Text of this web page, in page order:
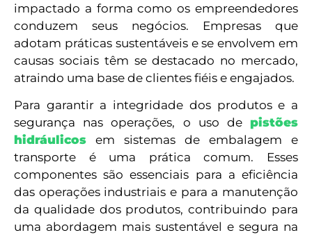
impactado a forma como os empreendedores
conduzem seus negócios. Empresas que
adotam práticas sustentáveis e se envolvem em
causas sociais têm se destacado no mercado,
atraindo uma base de clientes fiéis e engajados.
Para garantir a integridade dos produtos e a
segurança nas operações, o uso de pistões
hidráulicos
em sistemas de embalagem e
transporte é uma prática comum. Esses
componentes são essenciais para a eficiência
das operações industriais e para a manutenção
da qualidade dos produtos, contribuindo para
uma abordagem mais sustentável e segura na